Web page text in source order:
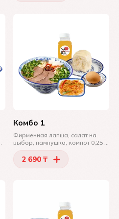
Комбо 1
Фирменная лапша, салат на
выбор, пампушка, компот 0,25 л,
яйцо по особому рецепту
2 690 ₸